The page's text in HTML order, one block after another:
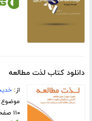
دانلود کتاب لذت مطالعه
از:
موضوع:
۱۱۰ صفحه